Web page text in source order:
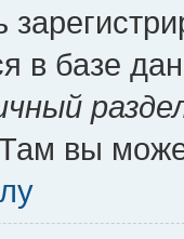
в базе
вы